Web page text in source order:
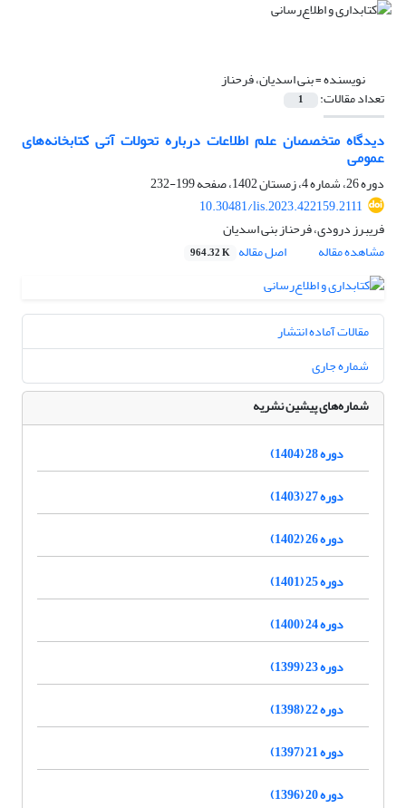
نویسنده =بنی اسدیان، فرحناز
تعداد مقالات: 1
دیدگاه متخصصان علم اطلاعات درباره تحولات آتی کتابخانه‌های
عمومی
دوره 26، شماره 4، زمستان 1402، صفحه
199-232
10.30481/lis.2023.422159.2111
فریبرز درودی، فرحناز بنی اسدیان
مشاهده مقاله
اصل مقاله 964.32 K
مقالات آماده انتشار
شماره جاری
شماره‌های پیشین نشریه
دوره 28 (1404)
دوره 27 (1403)
دوره 26 (1402)
دوره 25 (1401)
دوره 24 (1400)
دوره 23 (1399)
دوره 22 (1398)
دوره 21 (1397)
دوره 20 (1396)